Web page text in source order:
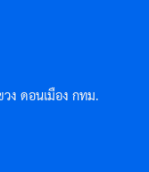
ง ดอนเมือง กทม.